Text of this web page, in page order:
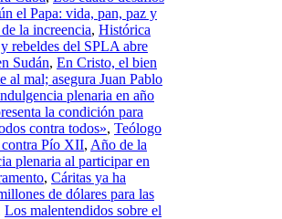
el Papa: vida, pan, paz y
la increencia, Histórica
rebeldes del SPLA abre
Sudán, En Cristo, el bien
al mal; asegura Juan Pablo
plenaria en año
la condición para
contra todos», Teólogo
contra Pío XII, Año de la
plenaria al participar en
, Cáritas ya ha
de dólares para las
Los malentendidos sobre el